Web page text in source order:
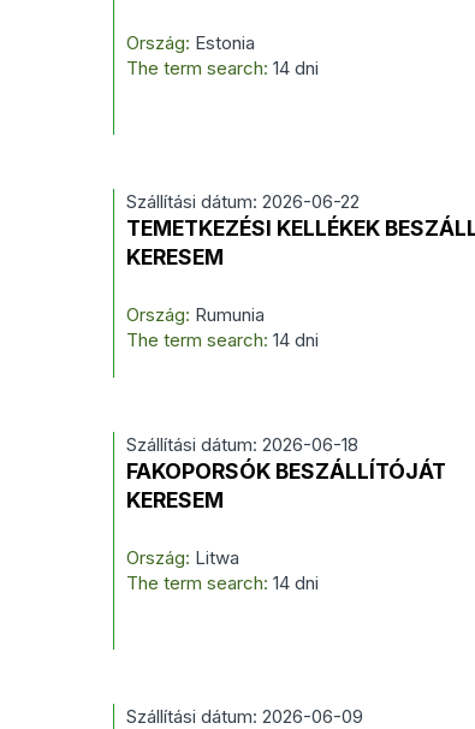
Ország: Estonia
The term search:14 dni
Szállítási dátum: 2026-06-22
TEMETKEZÉSI KELLÉKEK
KERESEM
Ország: Rumunia
The term search:14 dni
Szállítási dátum: 2026-06-18
FAKOPORSÓK BESZÁLLÍTÓJÁT
KERESEM
Ország: Litwa
The term search:14 dni
Szállítási dátum: 2026-06-09